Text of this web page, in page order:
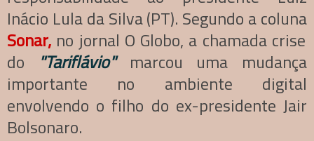
Inácio Lula da Silva (PT). Segundo a coluna
Sonar, no jornal O Globo, a chamada crise
do
"Tariflávio"marcou uma mudança
importante no ambiente digital
envolvendo o filho do ex-presidente Jair
Bolsonaro.